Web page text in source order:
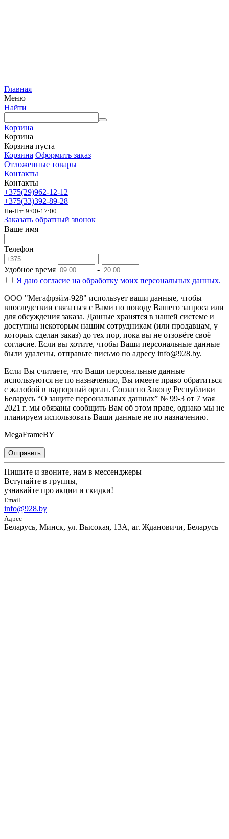
Главная
Меню
Найти
Корзина
Корзина
Корзина пуста
Корзина Оформить заказ
Отложенные товары
Контакты
Контакты
+375(29)962-12-12
+375(33)392-89-28
Пн-Пт: 9:00-17:00
Заказать обратный звонок
Ваше имя
Телефон
Удобное время
-
Я даю согласие на обработку моих персональных данных.
ООО "Мегафрэйм-928" использует ваши данные, чтобы
впоследствии связаться с Вами по поводу Вашего запроса или
для обсуждения заказа. Данные хранятся в нашей системе и
доступны некоторым нашим сотрудникам (или продавцам, у
которых сделан заказ) до тех пор, пока вы не отзовёте своё
согласие. Если вы хотите, чтобы Ваши персональные данные
были удалены, отправьте письмо по адресу info@928.by.
Если Вы считаете, что Ваши персональные данные
используются не по назначению, Вы имеете право обратиться
с жалобой в надзорный орган. Согласно Закону Республики
Беларусь “О защите персональных данных” № 99-З от 7 мая
2021 г. мы обязаны сообщить Вам об этом праве, однако мы не
планируем использовать Ваши данные не по назначению.
MegaFrameBY
Отправить
Пишите и звоните, нам в мессенджеры
Вступайте в группы,
узнавайте про акции и скидки!
Email
info@928.by
Адрес
Беларусь, Минск, ул. Высокая, 13А, аг. Ждановичи, Беларусь